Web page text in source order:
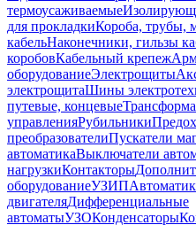
термоусаживаемые
для прокладкиКороба, трубы,
кабельНаконечники, гильзы
коробовКабельный крепеж
оборудованиеЭлектрощиты
электрощитаШины
путевые, концевые
управленияРубильники
преобразователиПускатели
автоматикаВыключатели
нагрузкиКонтакторы
оборудованиеУЗИП
двигателяДифференциальные
автоматыУЗОКонденсаторы